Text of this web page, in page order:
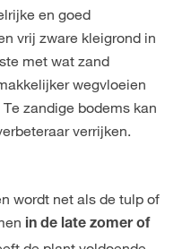
en goed
vrij zware kleigrond in
met wat zand
wegvloeien
zandige bodems kan
verrijken.
wordt net als de tulp of
in de late zomer of